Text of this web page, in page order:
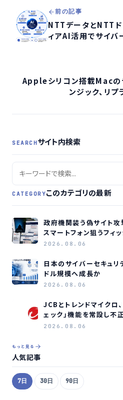
前の記事
NTTデータとNTTド
ィアAI活用でサイバ
Appleシリコン搭載Macの
ンジック、リ
SEARCHサイト内検索
CATEGORYこのカテゴリの最新
政府機関装う偽サイト
スマートフォン狙うフィ
2026.08.06
日本のサイバーセキュ
ドル規模へ成長か
2026.08.06
JCBとトレンドマイクロ
ェック」機能を常設し不
2026.08.06
もっと見る
人気記事
7日 30日 90日